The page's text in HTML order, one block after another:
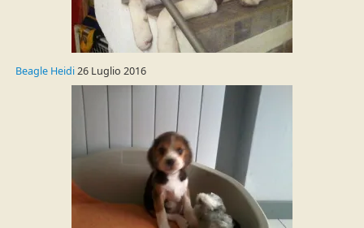
Beagle Heidi26 Luglio 2016